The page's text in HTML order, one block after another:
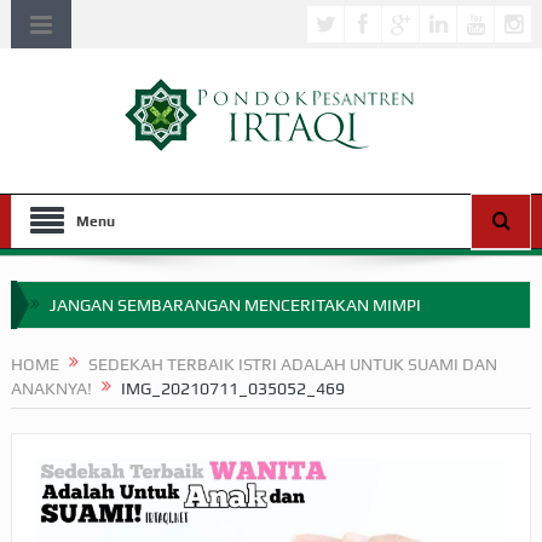
Menu
JANGAN SEMBARANGAN MENCERITAKAN MIMPI
MIMPI YANG DIABAIKAN MENJELANG PERANG BADAR
SEBELUM TIBA SAAT WAJIB?
HOME
SEDEKAH TERBAIK ISTRI ADALAH UNTUK SUAMI DAN
ANAKNYA!
IMG_20210711_035052_469